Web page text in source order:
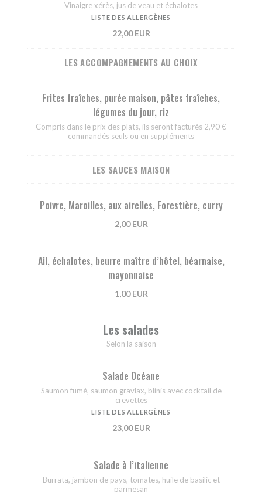
Vinaigre xérès, jus de veau et échalotes
LISTE DES ALLERGÈNES
22,00 EUR
LES ACCOMPAGNEMENTS AU CHOIX
Frites fraîches, purée maison, pâtes fraîches,
légumes du jour, riz
Compris dans le prix des plats, ils seront facturés 2,90 €
commandés seuls ou en suppléments
LES SAUCES MAISON
Poivre, Maroilles, aux airelles, Forestière, curry
2,00 EUR
Ail, échalotes, beurre maître d’hôtel, béarnaise,
mayonnaise
1,00 EUR
Les salades
Selon la saison
Salade Océane
Saumon fumé, saumon gravlax, blinis avec cocktail de
crevettes
LISTE DES ALLERGÈNES
23,00 EUR
Salade à l’italienne
Burrata, jambon de pays, tomates, huile de basilic et
parmesan